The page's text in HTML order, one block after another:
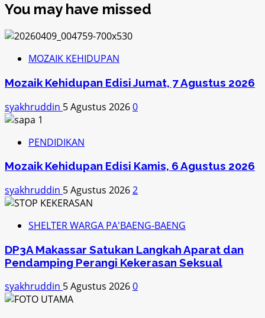
You may have missed
MOZAIK KEHIDUPAN
Mozaik Kehidupan Edisi Jumat, 7 Agustus 2026
syakhruddin 5 Agustus 20260
PENDIDIKAN
Mozaik Kehidupan Edisi Kamis, 6 Agustus 2026
syakhruddin 5 Agustus 20262
SHELTER WARGA PA'BAENG-BAENG
DP3A Makassar Satukan Langkah Aparat dan
Pendamping Perangi Kekerasan Seksual
syakhruddin 5 Agustus 20260